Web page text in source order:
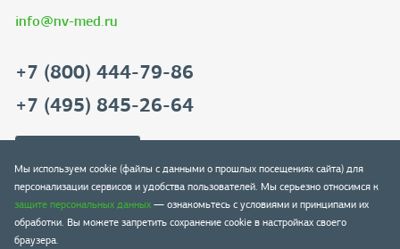
info@nv-med.ru
+7 (800) 444-79-86
+7 (495) 845-26-64
© 2004-2026 NV-lab. Все права защищены.
Мы используем cookie (файлы с данными о прошлых посещениях сайта) для
персонализации сервисов и удобства пользователей. Мы серьезно относимся к
защите персональных данных— ознакомьтесь с условиями и принципами их
обработки. Вы можете запретить сохранение cookie в настройках своего
браузера.